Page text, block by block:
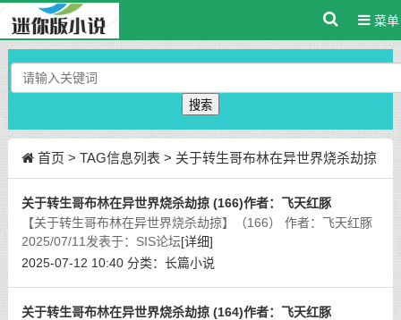
菜单
搜索
首页 > TAG信息列表 > 关于转生哥布林在异世界烧杀劫掠
关于转生哥布林在异世界烧杀劫掠 (166)作者：飞天红豚
【关于转生哥布林在异世界烧杀劫掠】（166） 作者：飞天红豚
2025/07/11发表于：SIS论坛[详细]
2025-07-12 10:40 分类： 长篇小说
关于转生哥布林在异世界烧杀劫掠 (164)作者：飞天红豚